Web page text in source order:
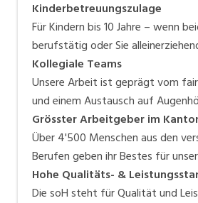
Kinderbetreuungszulage
Für Kindern bis 10 Jahre – wenn
berufstätig oder Sie
Kollegiale Teams
Unsere Arbeit ist geprägt vom
und einem Austausch auf
Grösster Arbeitgeber im
Über 4'500 Menschen aus den
Berufen geben ihr Bestes für
Hohe Qualitäts- &
Die soH steht für Qualität und